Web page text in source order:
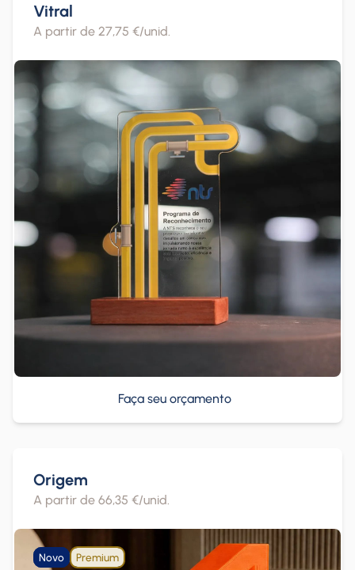
Vitral
A partir de 27,75 €/unid.
Faça seu orçamento
Origem
A partir de 66,35 €/unid.
Novo Premium